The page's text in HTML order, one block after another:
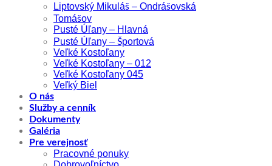
Liptovský Mikuláš – Ondrášovská
Tomášov
Pusté Úľany – Hlavná
Pusté Úľany – Športová
Veľké Kostoľany
Veľké Kostoľany – 012
Veľké Kostoľany 045
Veľký Biel
O nás
Služby a cenník
Dokumenty
Galéria
Pre verejnosť
Pracovné ponuky